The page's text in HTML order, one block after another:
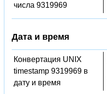
числа 9319969
Дата и время
Конвертация UNIX
timestamp 9319969 в
дату и время